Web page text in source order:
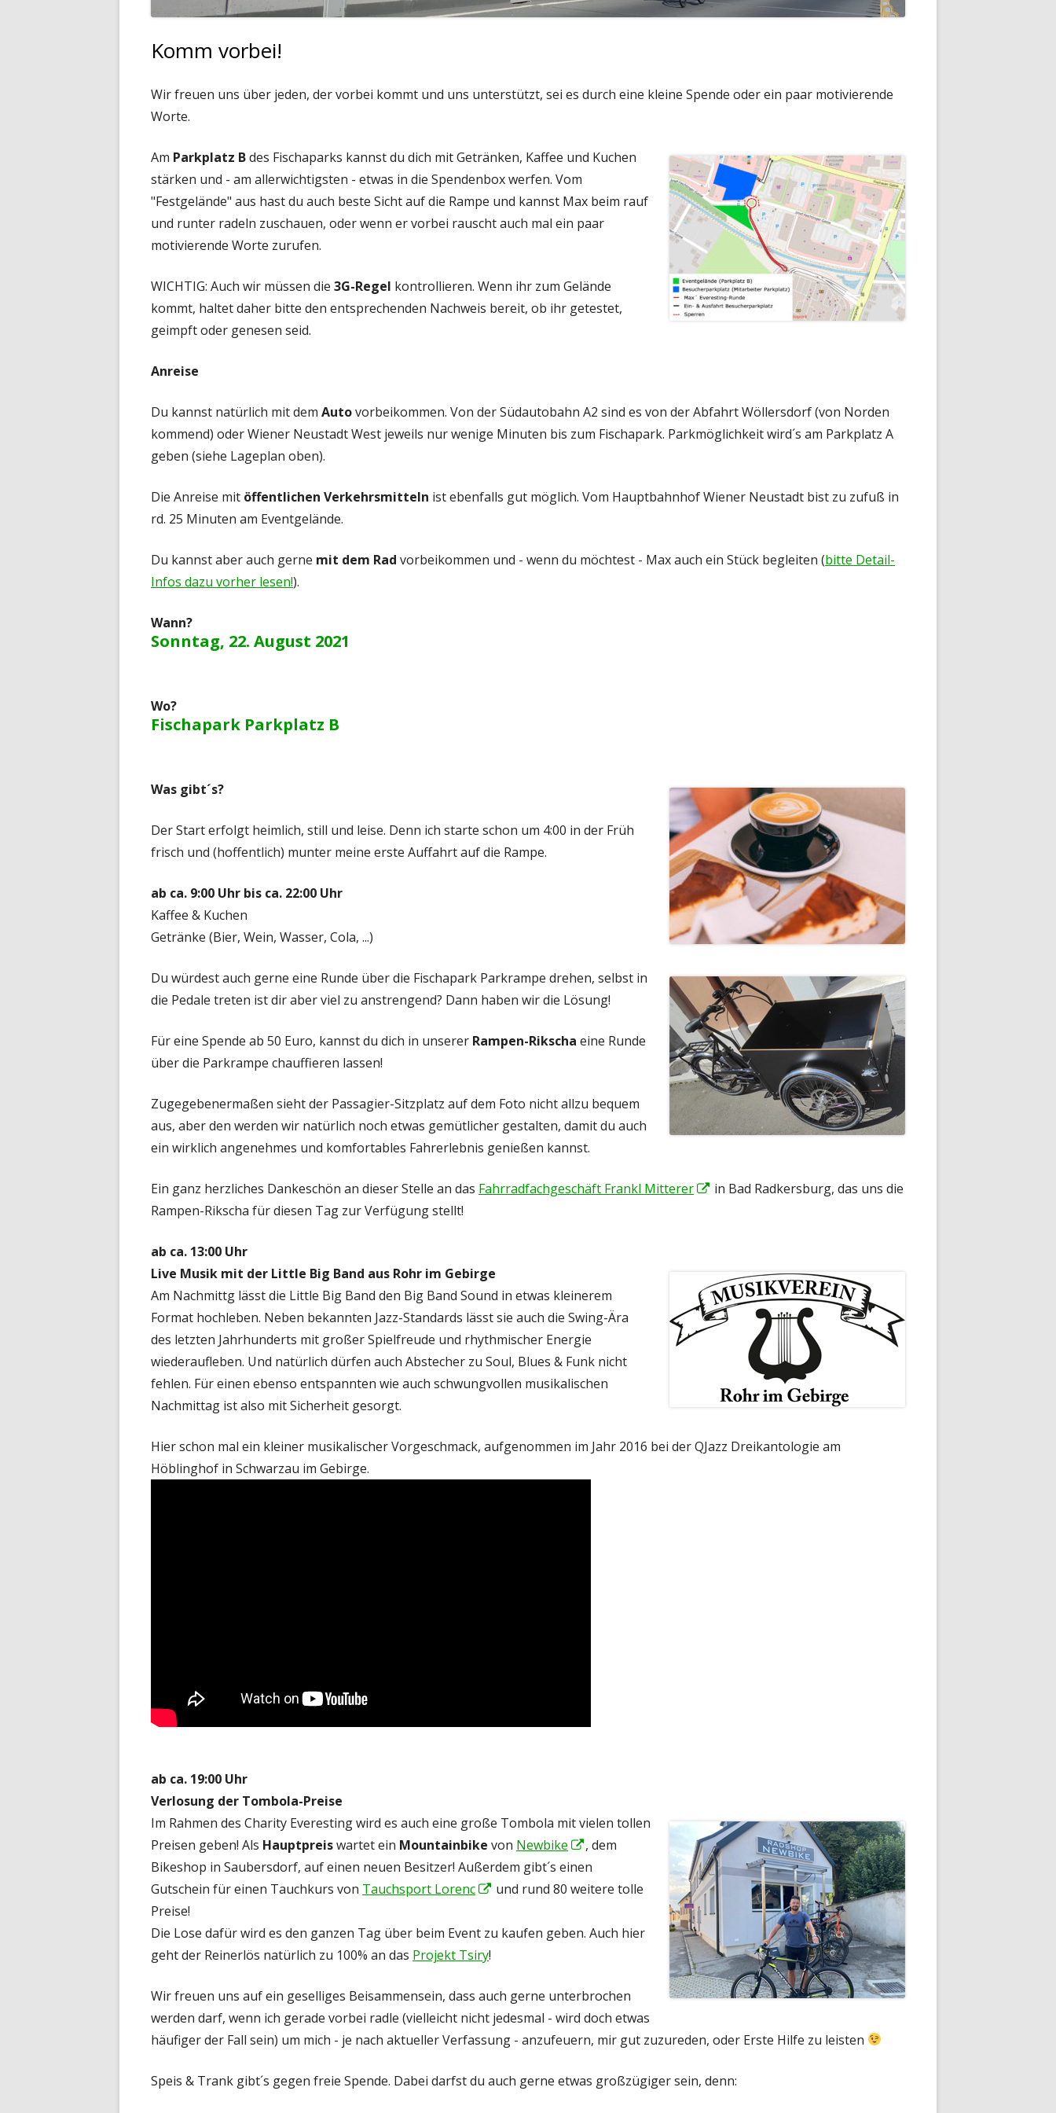
Komm vorbei!
Wir freuen uns über jeden, der vorbei kommt und uns unterstützt, sei es durch eine kleine Spende oder ein paar motivierende
Worte.
Am Parkplatz Bdes Fischaparks kannst du dich mit Getränken, Kaffee und Kuchen
stärken und - am allerwichtigsten - etwas in die Spendenbox werfen. Vom
"Festgelände" aus hast du auch beste Sicht auf die Rampe und kannst Max beim rauf
und runter radeln zuschauen, oder wenn er vorbei rauscht auch mal ein paar
motivierende Worte zurufen.
WICHTIG: Auch wir müssen die 3G-Regel kontrollieren. Wenn ihr zum Gelände
kommt, haltet daher bitte den entsprechenden Nachweis bereit, ob ihr getestet,
geimpft oder genesen seid.
Anreise
Du kannst natürlich mit dem Autovorbeikommen. Von der Südautobahn A2 sind es von der Abfahrt Wöllersdorf (von Norden
kommend) oder Wiener Neustadt West jeweils nur wenige Minuten bis zum Fischapark. Parkmöglichkeit wird´s am Parkplatz A
geben (siehe Lageplan oben).
Die Anreise mit öffentlichen Verkehrsmitteln ist ebenfalls gut möglich. Vom Hauptbahnhof Wiener Neustadt bist zu zufuß in
rd. 25 Minuten am Eventgelände.
Du kannst aber auch gerne mit dem Rad vorbeikommen und - wenn du möchtest - Max auch ein Stück begleiten (bitte Detail-
Infos dazu vorher lesen!).
Wann?
Sonntag, 22. August 2021
Wo?
Fischapark Parkplatz B
Was gibt´s?
Der Start erfolgt heimlich, still und leise. Denn ich starte schon um 4:00 in der Früh
frisch und (hoffentlich) munter meine erste Auffahrt auf die Rampe.
ab ca. 9:00 Uhr bis ca. 22:00 Uhr
Kaffee & Kuchen
Getränke (Bier, Wein, Wasser, Cola, ...)
Du würdest auch gerne eine Runde über die Fischapark Parkrampe drehen, selbst in
die Pedale treten ist dir aber viel zu anstrengend? Dann haben wir die Lösung!
Für eine Spende ab 50 Euro, kannst du dich in unserer Rampen-Rikscha eine Runde
über die Parkrampe chauffieren lassen!
Zugegebenermaßen sieht der Passagier-Sitzplatz auf dem Foto nicht allzu bequem
aus, aber den werden wir natürlich noch etwas gemütlicher gestalten, damit du auch
ein wirklich angenehmes und komfortables Fahrerlebnis genießen kannst.
Ein ganz herzliches Dankeschön an dieser Stelle an das Fahrradfachgeschäft Frankl Mitterer
In
in Bad Radkersburg, das uns die
Rampen-Rikscha für diesen Tag zur Verfügung stellt!
ab ca. 13:00 Uhr
Live Musik mit der Little Big Band aus Rohr im Gebirge
Am Nachmittg lässt die Little Big Band den Big Band Sound in etwas kleinerem
Format hochleben. Neben bekannten Jazz-Standards lässt sie auch die Swing-Ära
des letzten Jahrhunderts mit großer Spielfreude und rhythmischer Energie
wiederaufleben. Und natürlich dürfen auch Abstecher zu Soul, Blues & Funk nicht
fehlen. Für einen ebenso entspannten wie auch schwungvollen musikalischen
Nachmittag ist also mit Sicherheit gesorgt.
Hier schon mal ein kleiner musikalischer Vorgeschmack, aufgenommen im Jahr 2016 bei der QJazz Dreikantologie am
Höblinghof in Schwarzau im Gebirge.
ab ca. 19:00 Uhr
Verlosung der Tombola-Preise
Im Rahmen des Charity Everesting wird es auch eine große Tombola mit vielen tollen
Preisen geben! Als Hauptpreiswartet ein Mountainbike von Newbike
In
neuem
Fenster
, dem
Bikeshop in Saubersdorf, auf einen neuen Besitzer! Außerdem gibt´s einen
Gutschein für einen Tauchkurs von Tauchsport Lorenc
In
Fenster
und rund 80 weitere tolle
Preise!
Die Lose dafür wird es den ganzen Tag über beim Event zu kaufen geben. Auch hier
geht der Reinerlös natürlich zu 100% an das Projekt Tsiry!
Wir freuen uns auf ein geselliges Beisammensein, dass auch gerne unterbrochen
werden darf, wenn ich gerade vorbei radle (vielleicht nicht jedesmal - wird doch etwas
häufiger der Fall sein) um mich - je nach aktueller Verfassung - anzufeuern, mir gut zuzureden, oder Erste Hilfe zu leisten
Speis & Trank gibt´s gegen freie Spende. Dabei darfst du auch gerne etwas großzügiger sein, denn: